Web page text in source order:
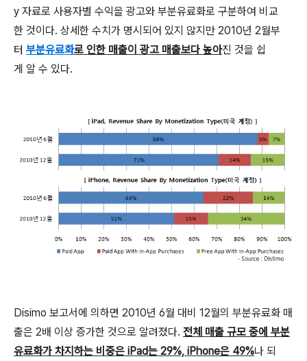
y 자료로 사용자별 수익을 광고와 부분유료화로 구분하여 비교
한 것이다. 상세한 수치가 명시되어 있지 않지만 2010년 2월부
터 부분유료화로 인한 매출이 광고 매출보다 높아진 것을 쉽
게 알 수 있다.
Disimo 보고서에 의하면 2010년 6월 대비 12월의 부분유료화 매
출은 2배 이상 증가한 것으로 알려졌다. 전체 매출 규모 중에 부분
유료화가 차지하는 비중은 iPad는 29%, iPhone은 49%나 되